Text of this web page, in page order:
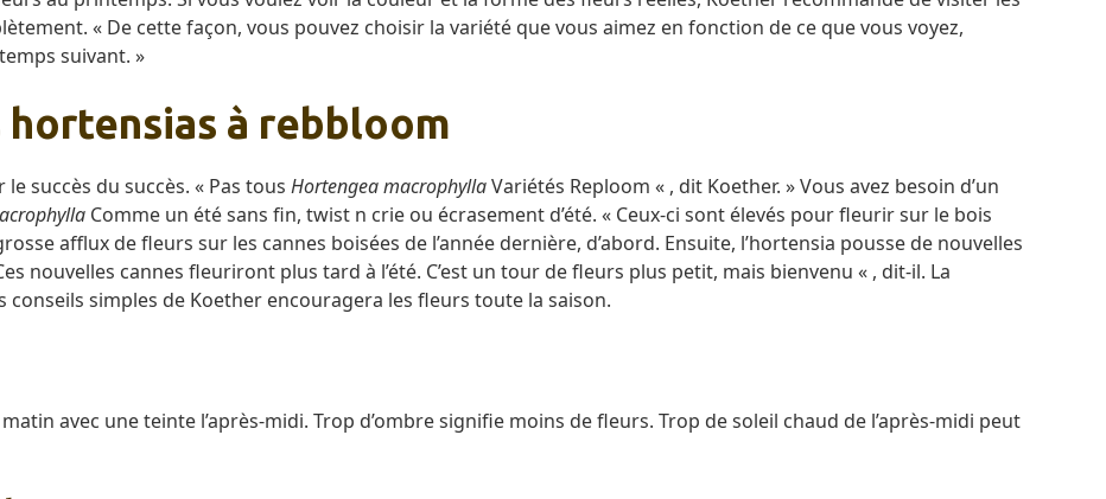
« De cette façon, vous pouvez choisir la variété que vous aimez en fonction de ce que vous voyez,
suivant. »
à rebbloom
succès du succès. « Pas tous Hortengea macrophyllaVariétés Reploom « , dit Koether. » Vous avez besoin d’un
Comme un été sans fin, twist n crie ou écrasement d’été. « Ceux-ci sont élevés pour fleurir sur le bois
afflux de fleurs sur les cannes boisées de l’année dernière, d’abord. Ensuite, l’hortensia pousse de nouvelles
nouvelles cannes fleuriront plus tard à l’été. C’est un tour de fleurs plus petit, mais bienvenu « , dit-il. La
simples de Koether encouragera les fleurs toute la saison.
avec une teinte l’après-midi. Trop d’ombre signifie moins de fleurs. Trop de soleil chaud de l’après-midi peut